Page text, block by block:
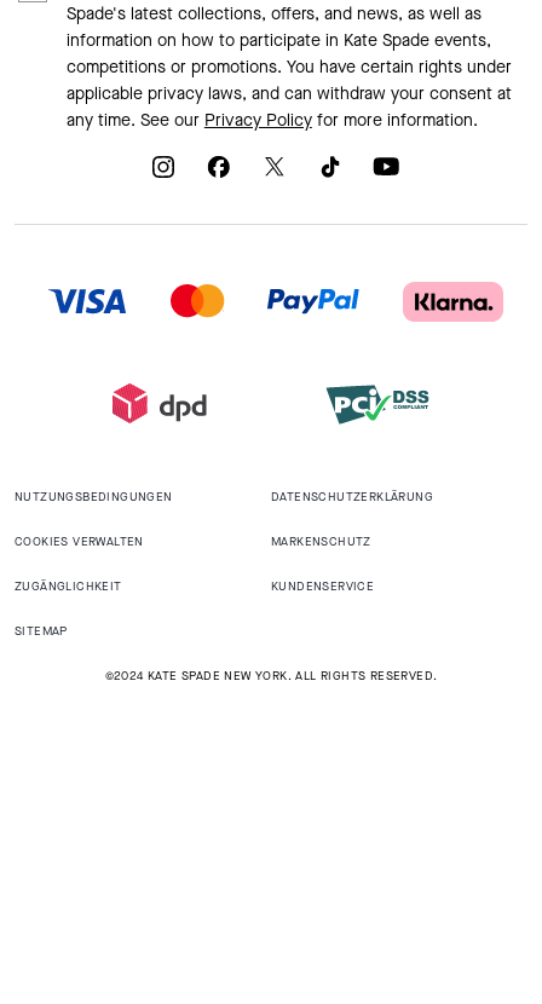
Spade's latest collections, offers, and news, as well as
information on how to participate in Kate Spade events,
competitions or promotions. You have certain rights under
applicable privacy laws, and can withdraw your consent at
any time. See our Privacy Policyfor more information.
NUTZUNGSBEDINGUNGEN DATENSCHUTZERKLÄRUNG
COOKIES VERWALTEN MARKENSCHUTZ
ZUGÄNGLICHKEIT KUNDENSERVICE
SITEMAP
©2024 KATE SPADE NEW YORK. ALL RIGHTS RESERVED.